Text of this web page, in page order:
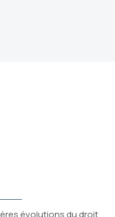
évolutions du droit